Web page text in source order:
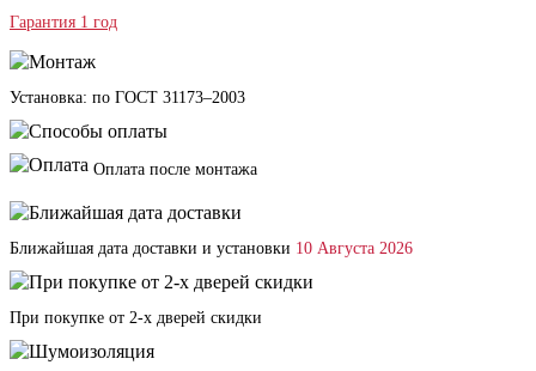
Гарантия 1 год
Установка: по ГОСТ 31173–2003
Оплата после монтажа
Ближайшая дата доставки и установки 10 Августа 2026
При покупке от 2-х дверей скидки